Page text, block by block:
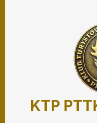
KTP